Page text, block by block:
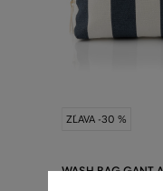
ZĽAVA -30 %
WASH BAG GANT